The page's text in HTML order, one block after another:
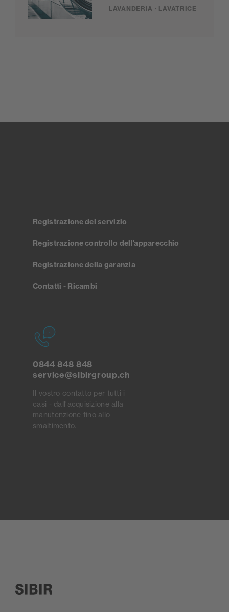
LAVANDERIA · LAVATRICE
Registrazione del servizio
Registrazione controllo dell'apparecchio
Registrazione della garanzia
Contatti - Ricambi
0844 848 848
service@sibirgroup.ch
Il vostro contatto per tutti i
casi - dall'acquisizione alla
manutenzione fino allo
smaltimento.